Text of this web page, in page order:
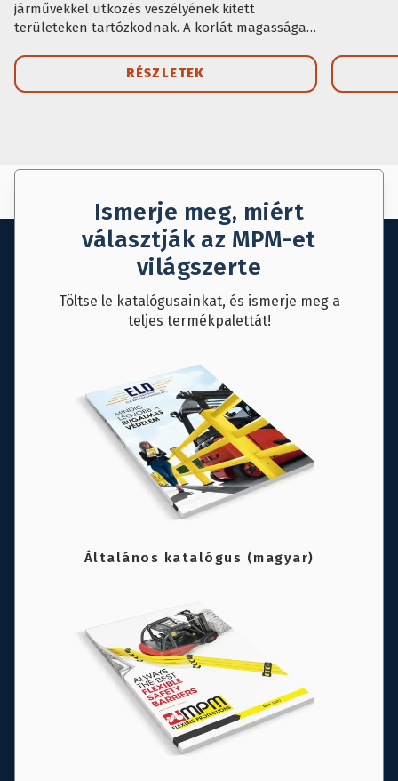
járművekkel ütközés veszélyének kitett
területeken tartózkodnak. A korlát magassága
biztosításához az esetleges ütközésekkel
szemben. A jól látható szín lehetővé teszi a
RÉSZLETEK
Ismerje meg, miért
választják az MPM-et
világszerte
Töltse le katalógusainkat, és ismerje meg a
teljes termékpalettát!
Általános katalógus (magyar)